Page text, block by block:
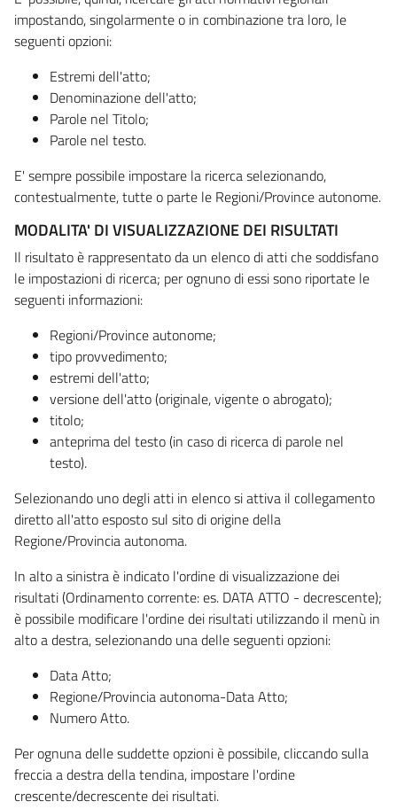
impostando, singolarmente o in combinazione tra loro, le
seguenti opzioni:
Estremi dell'atto;
Denominazione dell'atto;
Parole nel Titolo;
Parole nel testo.
E' sempre possibile impostare la ricerca selezionando,
contestualmente, tutte o parte le Regioni/Province autonome.
MODALITA' DI VISUALIZZAZIONE DEI RISULTATI
Il risultato è rappresentato da un elenco di atti che soddisfano
le impostazioni di ricerca; per ognuno di essi sono riportate le
seguenti informazioni:
Regioni/Province autonome;
tipo provvedimento;
estremi dell'atto;
versione dell'atto (originale, vigente o abrogato);
titolo;
anteprima del testo (in caso di ricerca di parole nel
testo).
Selezionando uno degli atti in elenco si attiva il collegamento
diretto all'atto esposto sul sito di origine della
Regione/Provincia autonoma.
In alto a sinistra è indicato l'ordine di visualizzazione dei
risultati (Ordinamento corrente: es. DATA ATTO - decrescente);
è possibile modificare l'ordine dei risultati utilizzando il menù in
alto a destra, selezionando una delle seguenti opzioni:
Data Atto;
Regione/Provincia autonoma-Data Atto;
Numero Atto.
Per ognuna delle suddette opzioni è possibile, cliccando sulla
freccia a destra della tendina, impostare l'ordine
crescente/decrescente dei risultati.